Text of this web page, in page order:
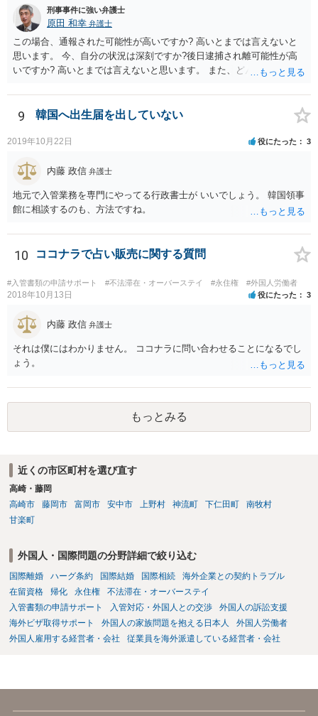
刑事事件に強い弁護士
原田 和幸 弁護士
この場合、通報された可能性が高いですか? 高いとまでは言えないと
思います。 今、自分の状況は深刻ですか?後日逮捕され離可能性が高
いですか? 高いとまでは言えないと思います。 また、どんな犯罪をし
たりでしょうか。
9 韓国へ出生届を出していない
2019年10月22日 役にたった 3
内藤 政信 弁護士
地元で入管業務を専門にやってる行政書士が いいでしょう。 韓国領事
館に相談するのも、方法ですね。
10 ココナラで占い販売に関する質問
#入管書類の申請サポート #不法滞在・オーバーステイ #永住権 #外国人労働者
2018年10月13日 役にたった 3
内藤 政信 弁護士
それは僕にはわかりません。 ココナラに問い合わせることになるでし
ょう。
もっとみる
近くの市区町村を選び直す
高崎・藤岡
高崎市
藤岡市 富岡市 安中市 上野村 神流町 下仁田町
南牧村
甘楽町
外国人・国際問題の分野詳細で絞り込む
国際離婚 ハーグ条約 国際結婚 国際相続
海外企業との契約トラブル
在留資格
帰化 永住権
不法滞在・オーバーステイ
入管書類の申請サポート
入管対応・外国人との交渉
外国人の訴訟支援
海外ビザ取得サポート
外国人の家族問題を抱える日本人
外国人労働者
外国人雇用する経営者・会社
従業員を海外派遣している経営者・会社